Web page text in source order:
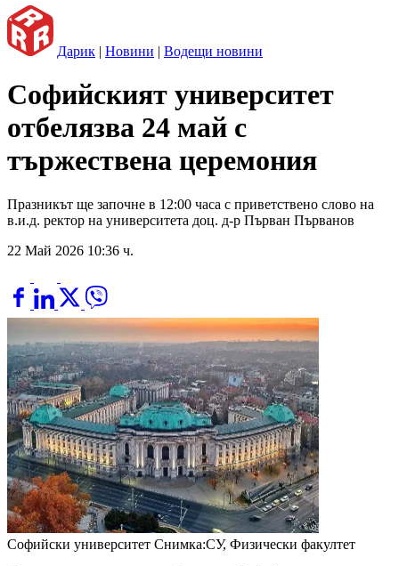
Дарик | Новини | Водещи новини
Софийският университет
отбелязва 24 май с
тържествена церемония
Празникът ще започне в 12:00 часа с приветствено слово на
в.и.д. ректор на университета доц. д-р Първан Първанов
22 Май 2026 10:36 ч.
Софийски университет Снимка:СУ, Физически факултет